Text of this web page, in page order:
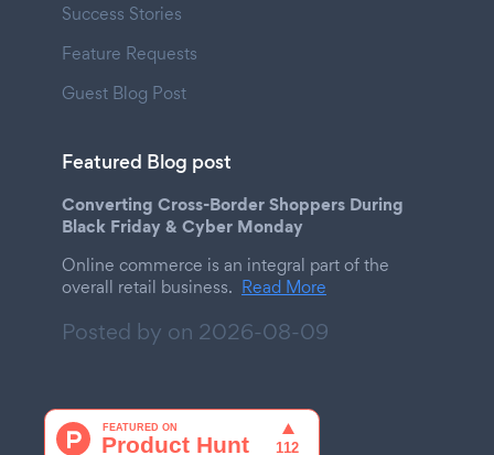
Success Stories
Feature Requests
Guest Blog Post
Featured Blog post
Converting Cross-Border Shoppers During
Black Friday & Cyber Monday
Online commerce is an integral part of the
overall retail business. Read More
Posted by on 2026-08-09